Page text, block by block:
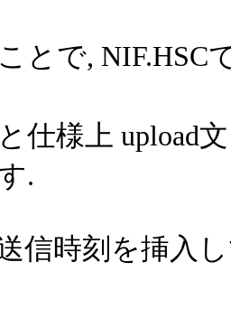
とで,
仕様上 upload
.
信時刻を挿入